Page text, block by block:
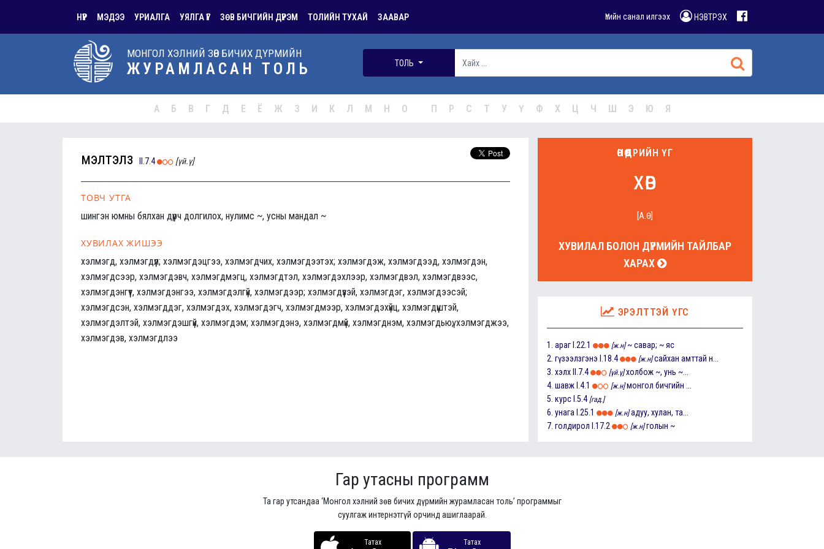
НҮҮР МЭДЭЭ УРИАЛГА УЯЛГА ҮГ ЗӨВ БИЧГИЙН ДҮРЭМ ТОЛИЙН ТУХАЙ ЗААВАР Үгийн санал илгээх НЭВТРЭХ
МОНГОЛ ХЭЛНИЙ ЗӨВ БИЧИХ ДҮРМИЙН
ЖУРАМЛАСАН ТОЛЬ ТОЛЬ
А Б В Г Д Е Ё Ж З И К Л М Н О П Р С Т У Ү Ф Х Ц Ч Ш Э Ю Я
мэлтэлз II.7.4 [үй.ү]
ТОВЧ УТГА
шингэн юмны бялхан дүүрч долгилох, нулимс ~, усны мандал ~
ХУВИЛАХ ЖИШЭЭ
хэлмэгд, хэлмэгдүүл; хэлмэгдэцгээ, хэлмэгдчих, хэлмэгдээтэх; хэлмэгдэж, хэлмэгдээд, хэлмэгдэн,
хэлмэгдсээр, хэлмэгдэвч, хэлмэгдмэгц, хэлмэгдтэл, хэлмэгдэхлээр, хэлмэгдвэл, хэлмэгдвээс,
хэлмэгдэнгүүт, хэлмэгдэнгээ, хэлмэгдэлгүй, хэлмэгдээр; хэлмэгдүүзэй, хэлмэгдэг, хэлмэгдээсэй;
хэлмэгдсэн, хэлмэгддэг, хэлмэгдэх, хэлмэгдэгч, хэлмэгдмээр, хэлмэгдэхүйц, хэлмэгдүүштэй,
хэлмэгдэлтэй, хэлмэгдэшгүй, хэлмэгдэм; хэлмэгдэнэ, хэлмэгдмүй, хэлмэгднэм, хэлмэгдьюү, хэлмэгджээ,
хэлмэгдэв, хэлмэгдлээ
ӨНӨӨДРИЙН ҮГ
хөв
[А.Ө]
ХУВИЛАЛ БОЛОН ДҮРМИЙН ТАЙЛБАР
ХАРАХ
ЭРЭЛТТЭЙ ҮГС
1. араг I.22.1 [ж.н] ~ савар; ~ яс
2. гүзээлзгэнэ I.18.4 [ж.н] сайхан амттай н...
3. хэлх II.7.4 [үй.ү] холбож ~, унь ~...
4. шавж I.4.1 [ж.н] монгол бичгийн ...
5. курс I.5.4 [гад.]
6. унага I.25.1 [ж.н] адуу, хулан, та...
7. голдирол I.17.2 [ж.н] голын ~
Гар утасны программ
Та гар утсандаа ‘Монгол хэлний зөв бичих дүрмийн журамласан толь’ программыг
суулгаж интернэтгүй орчинд ашиглаарай.
Татах Татах